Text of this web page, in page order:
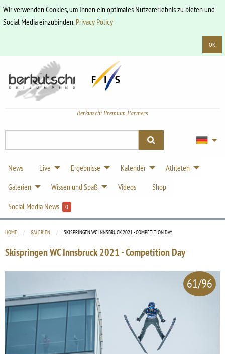
Wir verwenden Cookies, um Ihnen ein optimales Nutzererlebnis zu bieten und
Social Media einzubinden.Privacy Policy
OK
Berkutschi Premium Partners
News Live Ergebnisse Kalender
Athleten
Galerien
Wissen und Spaß Videos
Shop
Social Media News
0
HOME GALERIEN CURRENT:
SKISPRINGEN WC INNSBRUCK 2021 - COMPETITION DAY
Skispringen WC Innsbruck 2021 - Competition Day
61/96